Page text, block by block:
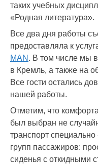
таких учебных
«Родная литература».
Все два дня работы
предоставляла к
MAN . В том числе мы
в Кремль, а также на
Все гости остались
нашей работы.
Отметим, что
был выбран не
транспорт
групп пассажиров:
сиденья с откидными